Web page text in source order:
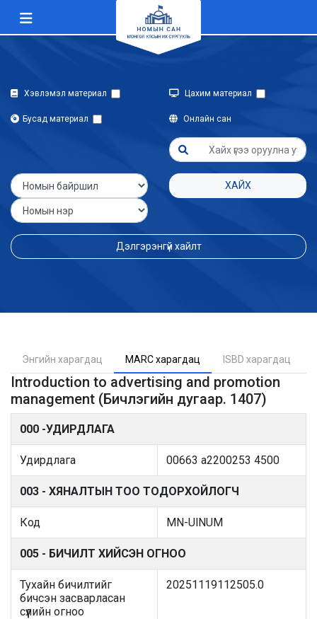
Хэвлэмэл материал Цахим материал
Бусад материал Онлайн сан
ХАЙХ
Дэлгэрэнгүй хайлт
Энгийн харагдац MARC харагдац ISBD харагдац
Introduction to advertising and promotion
management (Бичлэгийн дугаар. 1407)
000 -УДИРДЛАГА
Удирдлага 00663 a2200253 4500
003 - ХЯНАЛТЫН ТОО ТОДОРХОЙЛОГЧ
Код MN-UlNUM
005 - БИЧИЛТ ХИЙСЭН ОГНОО
Тухайн бичилтийг
бичсэн засварласан
сүүлийн огноо
20251119112505.0